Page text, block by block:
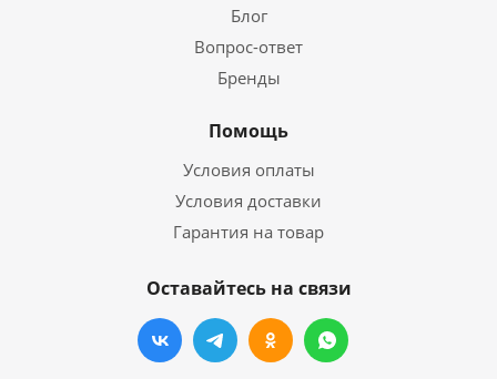
Блог
Вопрос-ответ
Бренды
Помощь
Условия оплаты
Условия доставки
Гарантия на товар
Оставайтесь на связи